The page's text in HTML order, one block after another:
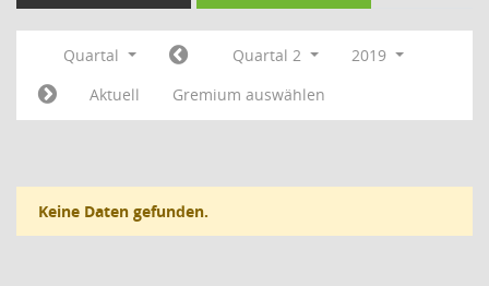
Quartal Quartal 2
2019
Aktuell
Gremium auswählen
Keine Daten gefunden.